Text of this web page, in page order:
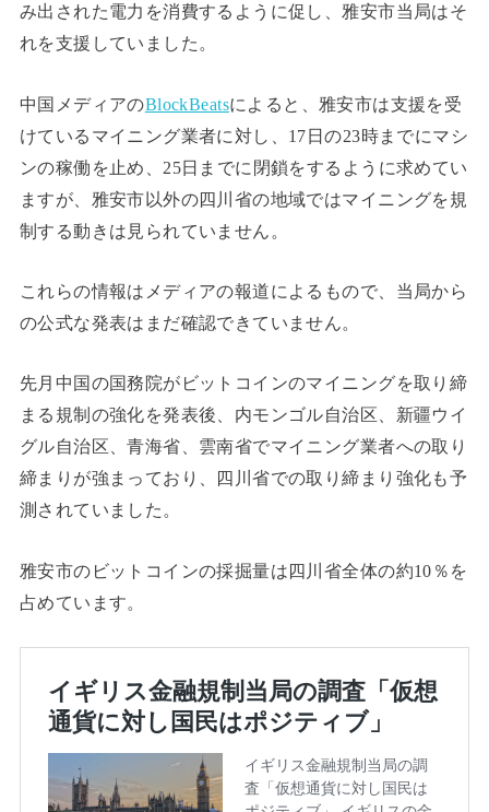
み出された電力を消費するように促し、雅安市当局はそ
れを支援していました。
中国メディアのBlockBeatsによると、雅安市は支援を受
けているマイニング業者に対し、17日の23時までにマシ
ンの稼働を止め、25日までに閉鎖をするように求めてい
ますが、雅安市以外の四川省の地域ではマイニングを規
制する動きは見られていません。
これらの情報はメディアの報道によるもので、当局から
の公式な発表はまだ確認できていません。
先月中国の国務院がビットコインのマイニングを取り締
まる規制の強化を発表後、内モンゴル自治区、新疆ウイ
グル自治区、青海省、雲南省でマイニング業者への取り
締まりが強まっており、四川省での取り締まり強化も予
測されていました。
雅安市のビットコインの採掘量は四川省全体の約10％を
占めています。